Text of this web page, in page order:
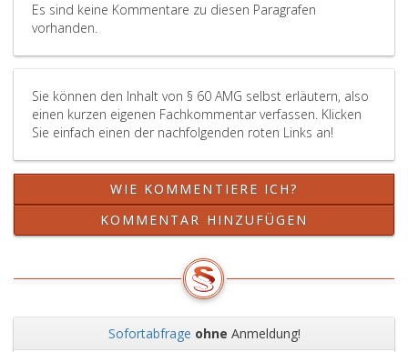
Es sind keine Kommentare zu diesen Paragrafen
vorhanden.
Sie können den Inhalt von § 60 AMG selbst erläutern, also
einen kurzen eigenen Fachkommentar verfassen. Klicken
Sie einfach einen der nachfolgenden roten Links an!
WIE KOMMENTIERE ICH?
KOMMENTAR HINZUFÜGEN
Sofortabfrage ohne Anmeldung!